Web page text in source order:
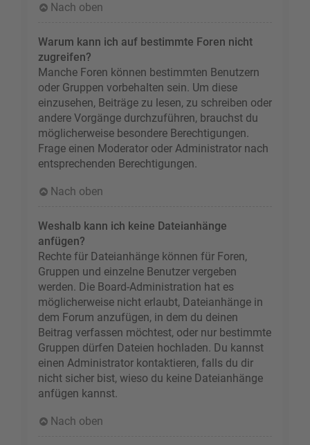
Nach oben
Warum kann ich auf bestimmte Foren nicht
zugreifen?
Manche Foren können bestimmten Benutzern
oder Gruppen vorbehalten sein. Um diese
einzusehen, Beiträge zu lesen, zu schreiben oder
andere Vorgänge durchzuführen, brauchst du
möglicherweise besondere Berechtigungen.
Frage einen Moderator oder Administrator nach
entsprechenden Berechtigungen.
Nach oben
Weshalb kann ich keine Dateianhänge
anfügen?
Rechte für Dateianhänge können für Foren,
Gruppen und einzelne Benutzer vergeben
werden. Die Board-Administration hat es
möglicherweise nicht erlaubt, Dateianhänge in
dem Forum anzufügen, in dem du deinen
Beitrag verfassen möchtest, oder nur bestimmte
Gruppen dürfen Dateien hochladen. Du kannst
einen Administrator kontaktieren, falls du dir
nicht sicher bist, wieso du keine Dateianhänge
anfügen kannst.
Nach oben